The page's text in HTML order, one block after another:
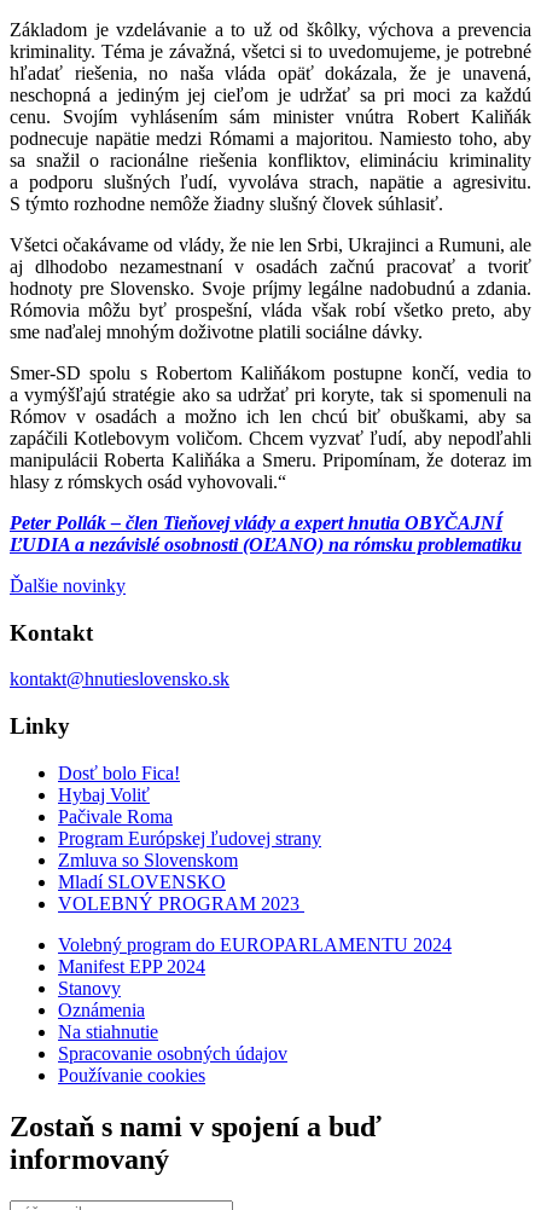
Základom je vzdelávanie a to už od škôlky, výchova a prevencia
kriminality. Téma je závažná, všetci si to uvedomujeme, je potrebné
hľadať riešenia, no naša vláda opäť dokázala, že je unavená,
neschopná a jediným jej cieľom je udržať sa pri moci za každú
cenu. Svojím vyhlásením sám minister vnútra Robert Kaliňák
podnecuje napätie medzi Rómami a majoritou. Namiesto toho, aby
sa snažil o racionálne riešenia konfliktov, elimináciu kriminality
a podporu slušných ľudí, vyvoláva strach, napätie a agresivitu.
S týmto rozhodne nemôže žiadny slušný človek súhlasiť.
Všetci očakávame od vlády, že nie len Srbi, Ukrajinci a Rumuni, ale
aj dlhodobo nezamestnaní v osadách začnú pracovať a tvoriť
hodnoty pre Slovensko. Svoje príjmy legálne nadobudnú a zdania.
Rómovia môžu byť prospešní, vláda však robí všetko preto, aby
sme naďalej mnohým doživotne platili sociálne dávky.
Smer-SD spolu s Robertom Kaliňákom postupne končí, vedia to
a vymýšľajú stratégie ako sa udržať pri koryte, tak si spomenuli na
Rómov v osadách a možno ich len chcú biť obuškami, aby sa
zapáčili Kotlebovym voličom. Chcem vyzvať ľudí, aby nepodľahli
manipulácii Roberta Kaliňáka a Smeru. Pripomínam, že doteraz im
hlasy z rómskych osád vyhovovali.“
Peter Pollák – člen Tieňovej vlády a expert hnutia OBYČAJNÍ
ĽUDIA a nezávislé osobnosti (OĽANO) na rómsku problematiku
Ďalšie novinky
Kontakt
kontakt@hnutieslovensko.sk
Linky
Dosť bolo Fica!
Hybaj Voliť
Pačivale Roma
Program Európskej ľudovej strany
Zmluva so Slovenskom
Mladí SLOVENSKO
VOLEBNÝ PROGRAM 2023
Volebný program do EUROPARLAMENTU 2024
Manifest EPP 2024
Stanovy
Oznámenia
Na stiahnutie
Spracovanie osobných údajov
Používanie cookies
Zostaň s nami v spojení a buď
informovaný